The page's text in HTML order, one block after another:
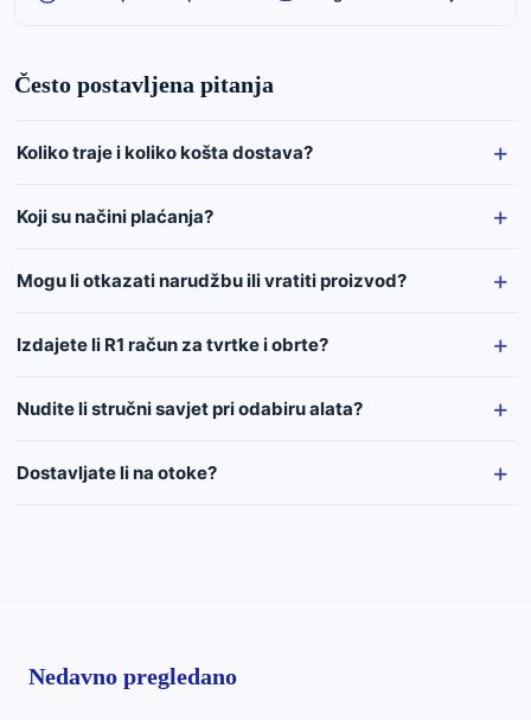
Često postavljena pitanja
Koliko traje i koliko košta dostava?
Koji su načini plaćanja?
Mogu li otkazati narudžbu ili vratiti proizvod?
Izdajete li R1 račun za tvrtke i obrte?
Nudite li stručni savjet pri odabiru alata?
Dostavljate li na otoke?
Nedavno pregledano